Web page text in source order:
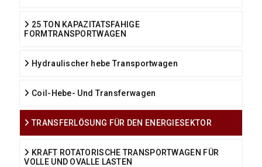
25 TON KAPAZITATSFAHIGE
FORMTRANSPORTWAGEN
Hydraulischer hebe Transportwagen
Coil-Hebe- Und Transferwagen
TRANSFERLÖSUNG FÜR DEN ENERGIESEKTOR
KRAFT ROTATORISCHE TRANSPORTWAGEN FÜR
VOLLE UND OVALLE LASTEN